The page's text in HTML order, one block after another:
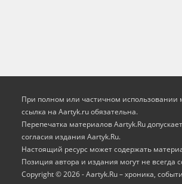
При полном или частичном использовании
ссылка на Aartyk.ru oбязательна.
Перепечатка материалов Aartyk.Ru
согласия издания Aartyk.Ru.
Настоящий ресурс может содержать
Позиция автора и издания могут не всегда
Copyright © 2026 - Aartyk.Ru – хроника,